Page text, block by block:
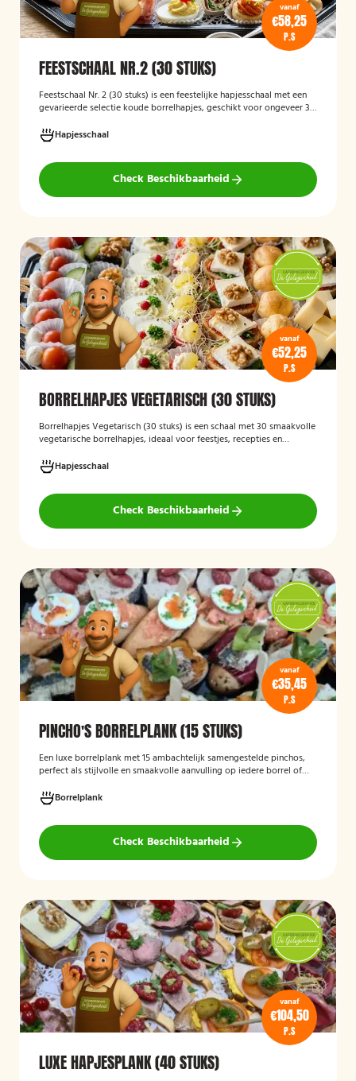
vanaf
€58,25
P.S
FEESTSCHAAL NR.2 (30 STUKS)
Feestschaal Nr. 2 (30 stuks) is een feestelijke hapjesschaal met een
gevarieerde selectie koude borrelhapjes, geschikt voor ongeveer 30
feestelijke gelegenheden en biedt een gemakkelijke, kant-en-klare
oplossing voor het serveren van smakelijke hapjes aan uw gasten.
Hapjesschaal
Check Beschikbaarheid
vanaf
€52,25
P.S
BORRELHAPJES VEGETARISCH (30 STUKS)
Borrelhapjes Vegetarisch (30 stuks) is een schaal met 30 smaakvolle
vegetarische borrelhapjes, ideaal voor feestjes, recepties en
selectie die geschikt is voor vegetariërs, zodat gasten kunnen
genieten van een feestelijke en veelzijdige borrelervaring.
Hapjesschaal
Check Beschikbaarheid
vanaf
€35,45
P.S
PINCHO'S BORRELPLANK (15 STUKS)
Een luxe borrelplank met 15 ambachtelijk samengestelde pinchos,
perfect als stijlvolle en smaakvolle aanvulling op iedere borrel of
Borrelplank
Check Beschikbaarheid
vanaf
€104,50
P.S
LUXE HAPJESPLANK (40 STUKS)